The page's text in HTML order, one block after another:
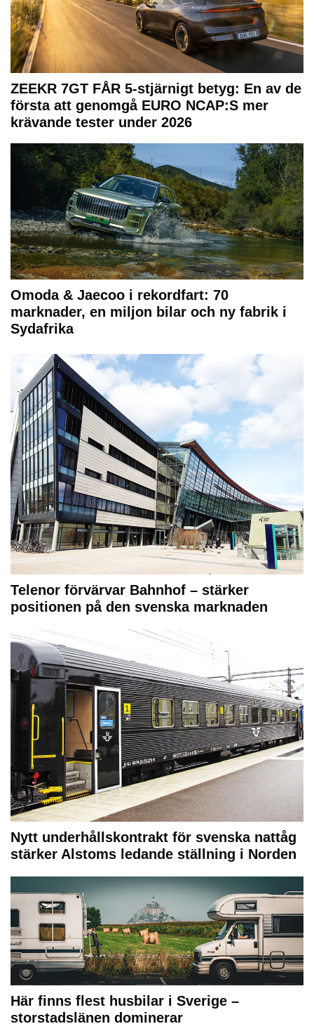
ZEEKR 7GT FÅR 5-stjärnigt betyg: En av de
första att genomgå EURO NCAP:S mer
krävande tester under 2026
Omoda & Jaecoo i rekordfart: 70
marknader, en miljon bilar och ny fabrik i
Sydafrika
Telenor förvärvar Bahnhof – stärker
positionen på den svenska marknaden
Nytt underhållskontrakt för svenska nattåg
stärker Alstoms ledande ställning i Norden
Här finns flest husbilar i Sverige –
storstadslänen dominerar